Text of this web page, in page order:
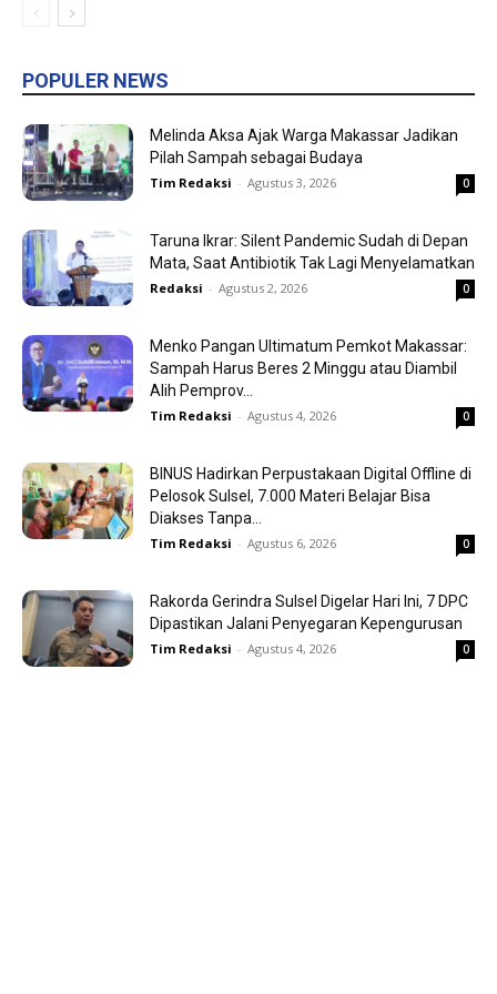
POPULER NEWS
Melinda Aksa Ajak Warga Makassar Jadikan
Pilah Sampah sebagai Budaya
Tim Redaksi - Agustus 3, 2026 0
Taruna Ikrar: Silent Pandemic Sudah di Depan
Mata, Saat Antibiotik Tak Lagi Menyelamatkan
Redaksi - Agustus 2, 2026 0
Menko Pangan Ultimatum Pemkot Makassar:
Sampah Harus Beres 2 Minggu atau Diambil
Alih Pemprov...
Tim Redaksi - Agustus 4, 2026 0
BINUS Hadirkan Perpustakaan Digital Offline di
Pelosok Sulsel, 7.000 Materi Belajar Bisa
Diakses Tanpa...
Tim Redaksi - Agustus 6, 2026 0
Rakorda Gerindra Sulsel Digelar Hari Ini, 7 DPC
Dipastikan Jalani Penyegaran Kepengurusan
Tim Redaksi - Agustus 4, 2026 0